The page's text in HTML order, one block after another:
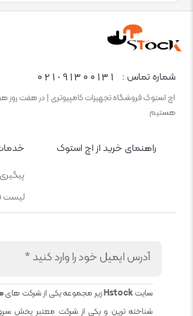
شماره تماس : 021-91300131
اچ استوک فروشگاه تجهیزات کامپیوتری | در هفت روز
هستیم
راهنمای خرید از اچ استوک
لیست
سایتHstockزیر مجموعه یکی از شرکت های